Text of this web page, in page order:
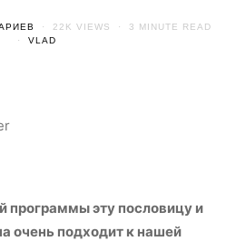
22K VIEWS
3 MINUTE READ
VLAD
программы эту пословицу и
очень подходит к нашей